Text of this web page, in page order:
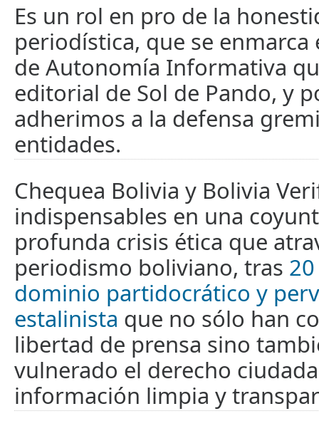
Es un rol en pro de la
periodística, que se
de Autonomía Informativa
editorial de Sol de Pando, y
adherimos a la defensa
entidades.
Chequea Bolivia y Bolivia
indispensables en una
profunda crisis ética que
periodismo boliviano, tras
dominio partidocrático y
estalinista que no sólo han
libertad de prensa sino
vulnerado el derecho
información limpia y